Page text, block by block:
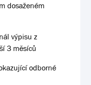
dosaženém
výpisu z
3 měsíců
odborné